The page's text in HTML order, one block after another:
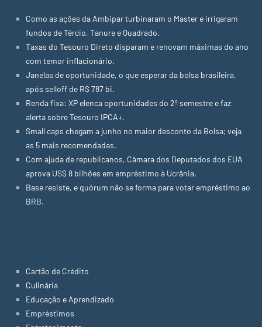
Como as ações da Ambipar turbinaram o Master e irrigaram
fundos de Tércio, Tanure e Quadrado.
Taxas do Tesouro Direto disparam e renovam máximas do ano
com temor inflacionário.
Janelas de oportunidade, o que esperar da bolsa brasileira,
após selloff de R$ 787 bi.
Renda fixa: XP elenca oportunidades do 2º semestre e faz
alerta sobre Tesouro IPCA+.
Small caps chegam a junho no maior desconto da Bolsa; veja
as 5 mais recomendadas.
Com ajuda de republicanos, Câmara dos Deputados dos EUA
aprova US$ 8 bilhões em empréstimo à Ucrânia.
Base resiste, e quórum não se forma para votar empréstimo ao
BRB.
Cartão de Crédito
Culinária
Educação e Aprendizado
Empréstimos